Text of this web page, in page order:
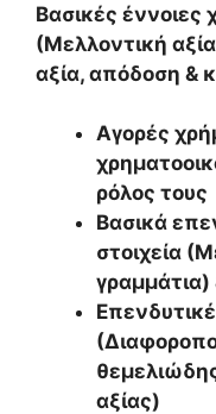
Βασικές έννοιες
(Μελλοντική
αξία, απόδοση &
Αγορές
ρόλος τους
Βασικά
στοιχεία
αξίας)